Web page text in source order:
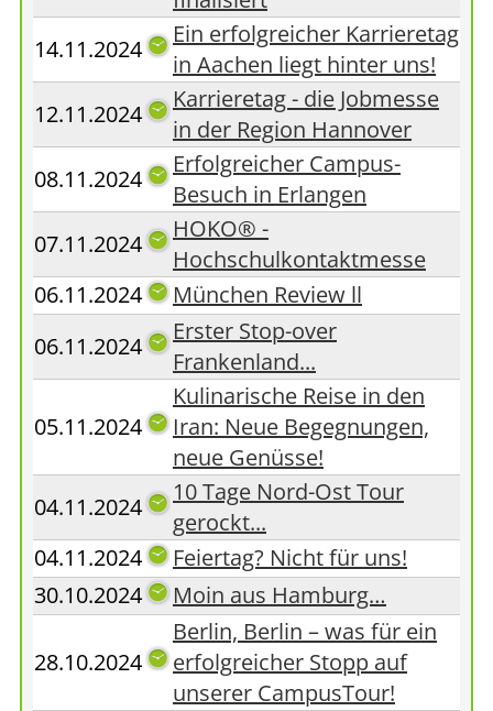
14.11.2024
Ein erfolgreicher Karrieretag
in Aachen liegt hinter uns!
12.11.2024
Karrieretag - die Jobmesse
in der Region Hannover
08.11.2024
Erfolgreicher Campus-
Besuch in Erlangen
07.11.2024
HOKO® -
Hochschulkontaktmesse
06.11.2024
München Review ll
06.11.2024
Erster Stop-over
Frankenland...
05.11.2024
Kulinarische Reise in den
Iran: Neue Begegnungen,
neue Genüsse!
04.11.2024
10 Tage Nord-Ost Tour
gerockt...
04.11.2024
Feiertag? Nicht für uns!
30.10.2024
Moin aus Hamburg…
28.10.2024
Berlin, Berlin – was für ein
erfolgreicher Stopp auf
unserer CampusTour!